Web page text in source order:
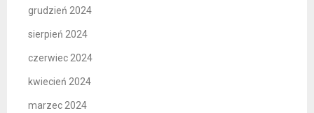
grudzień 2024
sierpień 2024
czerwiec 2024
kwiecień 2024
marzec 2024